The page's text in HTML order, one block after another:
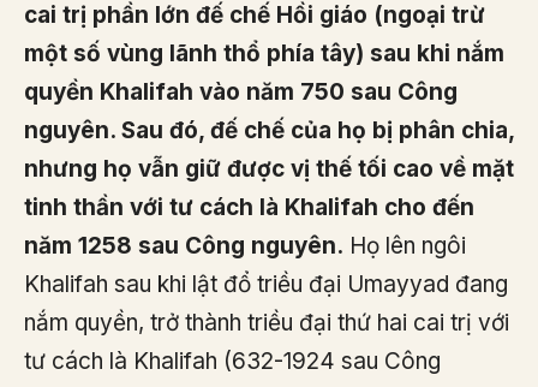
cai trị phần lớn đế chế Hồi giáo (ngoại trừ
một số vùng lãnh thổ phía tây) sau khi nắm
quyền Khalifah vào năm 750 sau Công
nguyên. Sau đó, đế chế của họ bị phân chia,
nhưng họ vẫn giữ được vị thế tối cao về mặt
tinh thần với tư cách là Khalifah cho đến
năm 1258 sau Công nguyên. Họ lên ngôi
Khalifah sau khi lật đổ triều đại Umayyad đang
nắm quyền, trở thành triều đại thứ hai cai trị với
tư cách là Khalifah (632-1924 sau Công